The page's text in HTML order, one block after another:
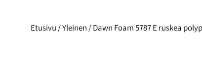
Etusivu /Yleinen / Dawn Foam 5787 E ruskea